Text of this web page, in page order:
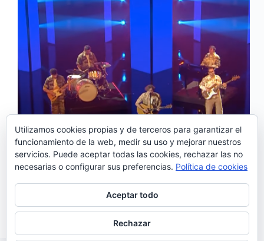
La banda madeirense NAPA se coronó ganadora del
Festival da Canção 2025 con su tema «Deslocado» y
representará a Portugal en el 68º Festival de
Eurovisión que se celebrará el próximo mes de mayo
en Basilea, Suiza. La final del…
Noemí Sánchez
09/03/2025
Utilizamos cookies propias y de terceros para garantizar el
funcionamiento de la web, medir su uso y mejorar nuestros
servicios. Puede aceptar todas las cookies, rechazar las no
necesarias o configurar sus preferencias. Política de cookies
Aceptar todo
Rechazar